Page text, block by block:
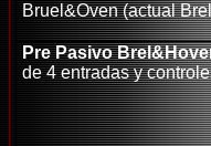
Bruel&Oven (actual
Pre Pasivo
de 4 entradas y